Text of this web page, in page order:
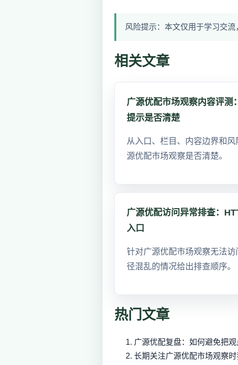
风险提示：本文仅用于学习交流
相关文章
广源优配市场观察内容评测
提示是否清楚
从入口、栏目、内容边界和
源优配市场观察是否清楚。
广源优配访问异常排查：
入口
针对广源优配市场观察无法
径混乱的情况给出排查顺序。
热门文章
广源优配复盘：如何避免把
长期关注广源优配市场观察